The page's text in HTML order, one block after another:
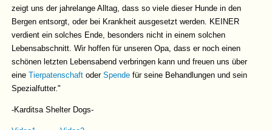
zeigt uns der jahrelange Alltag, dass so viele dieser Hunde in den
Bergen entsorgt, oder bei Krankheit ausgesetzt werden. KEINER
verdient ein solches Ende, besonders nicht in einem solchen
Lebensabschnitt. Wir hoffen für unseren Opa, dass er noch einen
schönen letzten Lebensabend verbringen kann und freuen uns über
eineTierpatenschaftoderSpende für seine Behandlungen und sein
Spezialfutter."
-Karditsa Shelter Dogs-